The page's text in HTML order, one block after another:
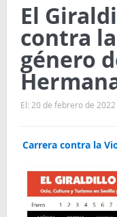
El
contra
género
El: 20 de febrero de 2022
Carrera contra la